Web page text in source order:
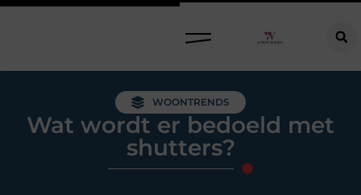
WOONTRENDS
Wat wordt er bedoeld met
shutters?